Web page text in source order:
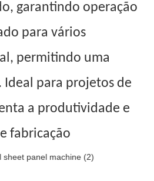
garantindo operação
para vários
permitindo uma
para projetos de
a produtividade e
fabricação